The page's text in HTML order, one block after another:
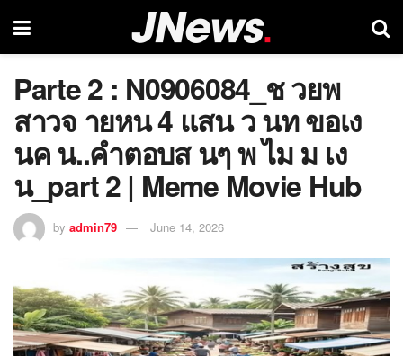
Parte 2 : N0906084_ช วยพ
สาวจ ายหน 4 แสน ว นท ขอเง
นค น..คำตอบส นๆ พ ไม ม เง
น_part 2 | Meme Movie Hub
by admin79 June 14, 2026